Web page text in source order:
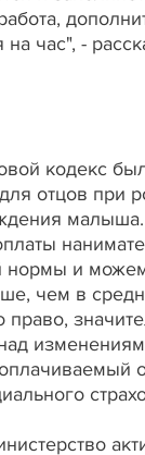
час", -
кодекс
отцов при
малыша.
нормы и
чем в